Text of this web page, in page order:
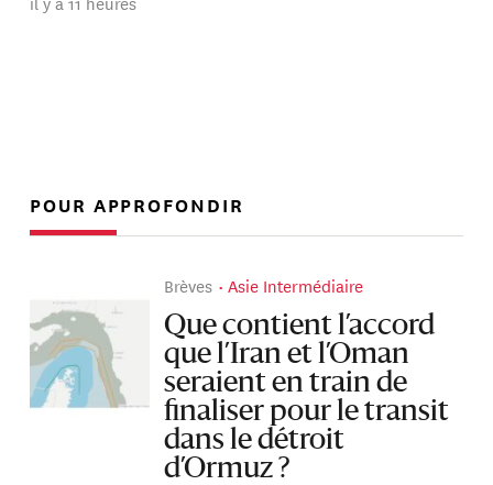
POUR APPROFONDIR
Brèves Asie Intermédiaire
Que contient l’accord
que l’Iran et l’Oman
seraient en train de
finaliser pour le transit
dans le détroit
d’Ormuz ?